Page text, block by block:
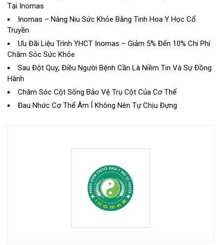
Tại Inomas
Inomas – Nâng Niu Sức Khỏe Bằng Tinh Hoa Y Học Cổ
Truyền
Ưu Đãi Liệu Trình YHCT Inomas – Giảm 5% Đến 10% Chi Phí
Chăm Sóc Sức Khỏe
Sau Đột Quỵ, Điều Người Bệnh Cần Là Niềm Tin Và Sự Đồng
Hành
Chăm Sóc Cột Sống Bảo Vệ Trụ Cột Của Cơ Thể
Đau Nhức Cơ Thể Âm Ỉ Không Nên Tự Chịu Đựng